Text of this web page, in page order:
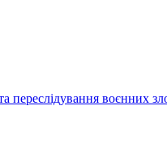
переслідування воєнних